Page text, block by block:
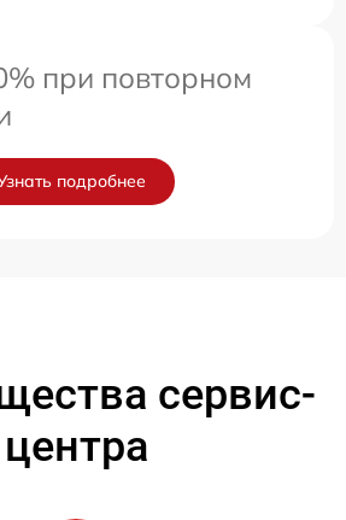
при повторном
подробнее
сервис-
центра